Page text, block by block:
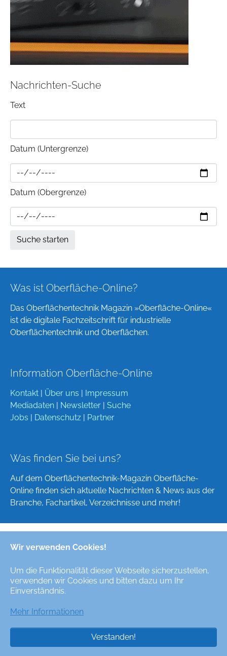
Wir verwenden Cookies!
Um die Funktionalität dieser Webseite sicherzustellen,
verwenden wir Cookies und bitten dazu um Ihr
Einverständnis.
Mehr Informationen
Verstanden!
Nachrichten-Suche
Text
Datum (Untergrenze)
Datum (Obergrenze)
Was ist Oberfläche-Online?
Das Oberflächentechnik Magazin »Oberfläche-Online«
ist die digitale Fachzeitschrift für industrielle
Oberflächentechnik und Oberflächen.
Information Oberfläche-Online
Kontakt | Über uns | Impressum
Mediadaten | Newsletter | Suche
Jobs | Datenschutz | Partner
Was finden Sie bei uns?
Auf dem Oberflächentechnik-Magazin Oberfläche-
Online finden sich aktuelle Nachrichten & News aus der
Branche, Fachartikel, Verzeichnisse und mehr!
Deutsch
Alle Rechte/All Rights Reserved © Oberfläche-Online,
das digitale Oberflächentechnik-Magazin / the digital
surface technologies magazine